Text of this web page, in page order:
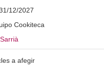
12/2027
Cookiteca
a afegir